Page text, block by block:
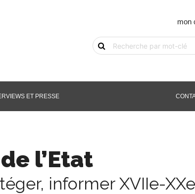
mon
Recherche
de
ET PRESSE
l’Etat
informer XVIIe-